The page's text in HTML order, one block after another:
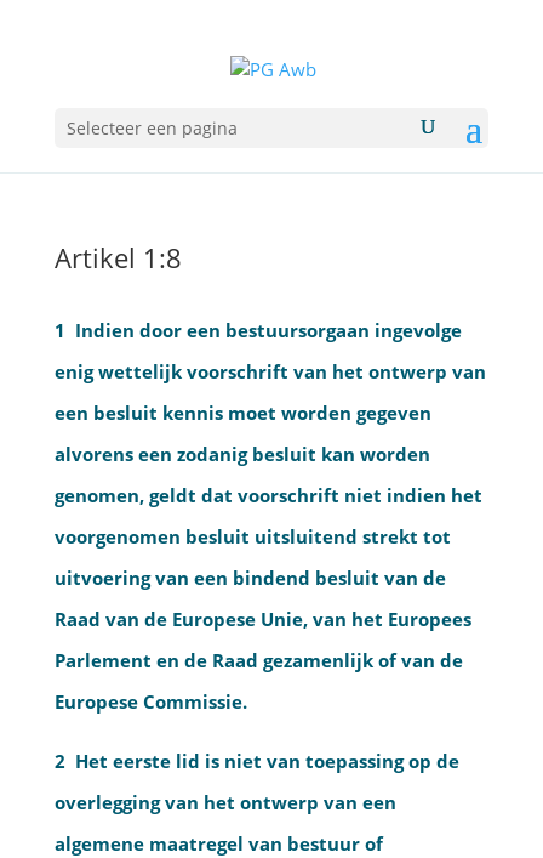
Selecteer een pagina
Artikel 1:8
1 Indien door een bestuursorgaan ingevolge
enig wettelijk voorschrift van het ontwerp van
een besluit kennis moet worden gegeven
alvorens een zodanig besluit kan worden
genomen, geldt dat voorschrift niet indien het
voorgenomen besluit uitsluitend strekt tot
uitvoering van een bindend besluit van de
Raad van de Europese Unie, van het Europees
Parlement en de Raad gezamenlijk of van de
Europese Commissie.
2 Het eerste lid is niet van toepassing op de
overlegging van het ontwerp van een
algemene maatregel van bestuur of